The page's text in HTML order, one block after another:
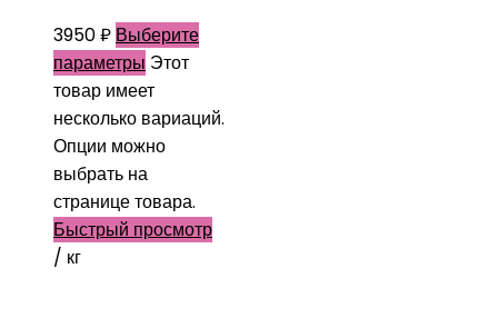
3950₽ Выберите
параметры Этот
товар имеет
несколько вариаций.
Опции можно
выбрать на
странице товара.
Быстрый просмотр
/ кг